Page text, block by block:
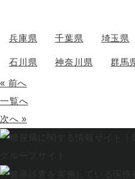
兵庫県 千葉県 埼玉県
石川県 神奈川県 群馬
« 前へ
一覧へ
次へ »